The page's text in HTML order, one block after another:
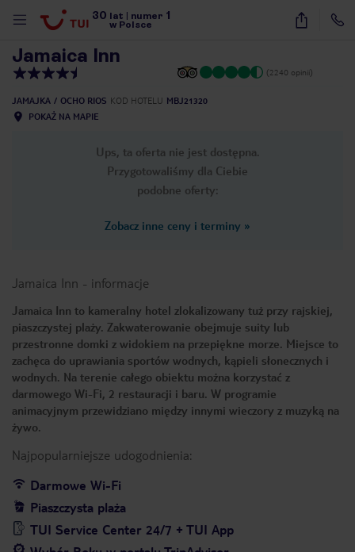
30 lat numer 1
w Polsce
23
Jamaica Inn
(2240 opinii)
JAMAJKA OCHO RIOS KOD HOTELU MBJ21320
POKAŻ NA MAPIE
Ups, ta oferta nie jest dostępna.
Przygotowaliśmy dla Ciebie
podobne oferty:
Zobacz inne ceny i terminy »
Jamaica Inn - informacje
Jamaica Inn to kameralny hotel zlokalizowany tuż przy rajskiej,
piaszczystej plaży. Zakwaterowanie obejmuje suity lub
przestronne domki z widokiem na przepiękne morze. Miejsce to
zachęca do uprawiania sportów wodnych, kąpieli słonecznych i
wodnych. Na terenie całego obiektu można korzystać z
darmowego Wi-Fi, 2 restauracji i baru. W programie
animacyjnym przewidziano między innymi wieczory z muzyką na
żywo.
Najpopularniejsze udogodnienia:
Darmowe Wi-Fi
Piaszczysta plaża
TUI Service Center 24/7 + TUI App